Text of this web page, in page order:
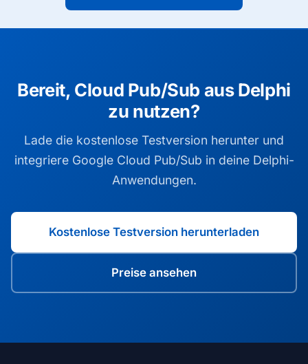
Bereit, Cloud Pub/Sub aus Delphi
zu nutzen?
Lade die kostenlose Testversion herunter und
integriere Google Cloud Pub/Sub in deine Delphi-
Anwendungen.
Kostenlose Testversion herunterladen
Preise ansehen